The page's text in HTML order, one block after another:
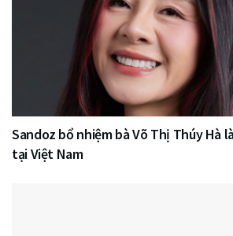
Sandoz bổ nhiệm bà Võ Thị Thúy Hà
tại Việt Nam